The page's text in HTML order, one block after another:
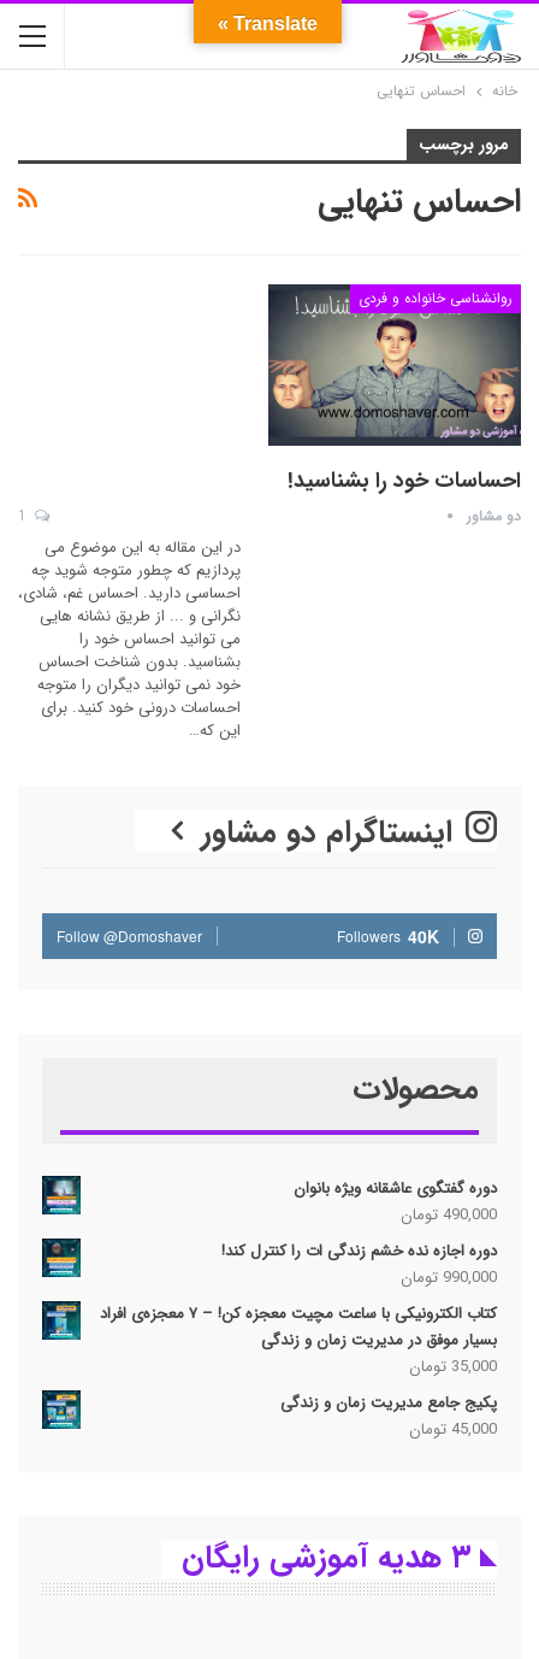
خانه احساس تنهایی
مرور برچسب
احساس تنهایی
روانشناسی خانواده و فردی
احساسات خود را بشناسید!
دو مشاور
در این مقاله به این موضوع می
پردازیم که چطور متوجه شوید چه
احساسی دارید. احساس غم، شادی،
نگرانی و ... از طریق نشانه هایی
می توانید احساس خود را
بشناسید. بدون شناخت احساس
خود نمی توانید دیگران را متوجه
احساسات درونی خود کنید. برای
این که…
اینستاگرام دو مشاور
40K
Followers
Follow @Domoshaver
محصولات
دوره گفتگوی عاشقانه ویژه بانوان
490,000 تومان
دوره اجازه نده خشم زندگی ات را کنترل کند!
990,000 تومان
کتاب الکترونیکی با ساعت مچیت معجزه کن! – ۷ معجزه‌ی افراد
بسیار موفق در مدیریت زمان و زندگی
35,000 تومان
پکیج جامع مدیریت زمان و زندگی
45,000 تومان
۳ هدیه آموزشی رایگان
Translate »